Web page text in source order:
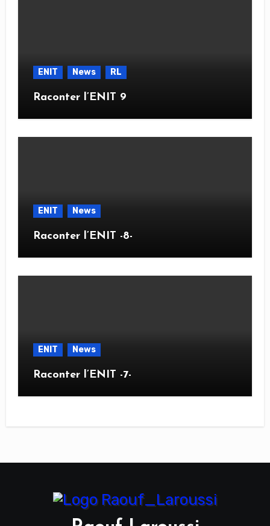
ENIT News RL
Raconter l’ENIT 9
ENIT News
Raconter l’ENIT -8-
ENIT News
Raconter l’ENIT -7-